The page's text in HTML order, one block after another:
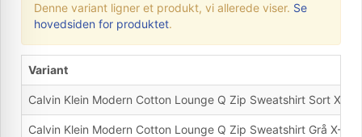
Denne variant ligner et produkt, vi allerede viser. Se
hovedsiden for produktet.
Variant
Calvin Klein Modern Cotton Lounge Q Zip Sweatshirt Sort X-
Calvin Klein Modern Cotton Lounge Q Zip Sweatshirt Grå X-